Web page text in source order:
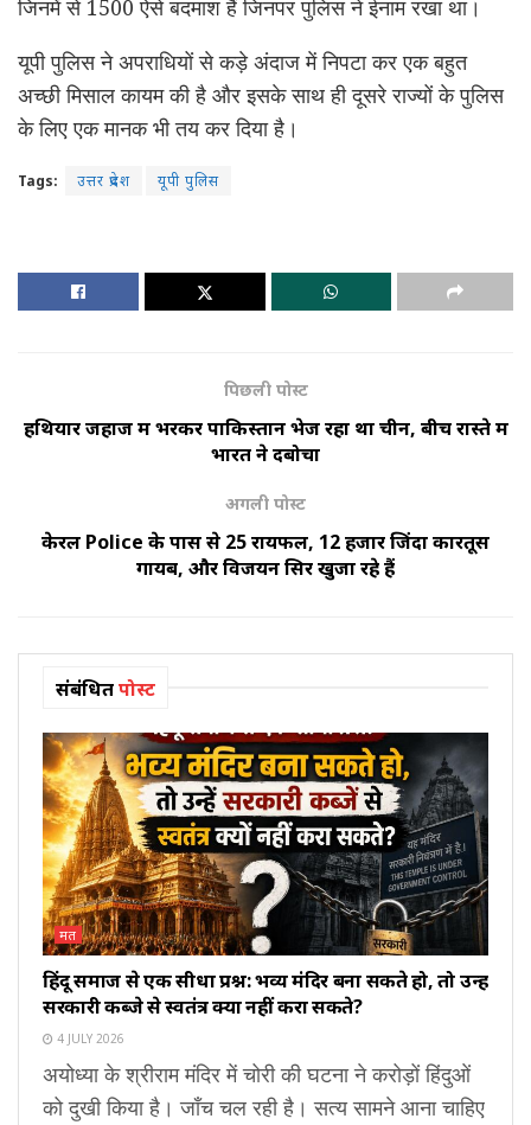
जिनमें से 1500 ऐसे बदमाश हैं जिनपर पुलिस ने ईनाम रखा था।
यूपी पुलिस ने अपराधियों से कड़े अंदाज में निपटा कर एक बहुत
अच्छी मिसाल कायम की है और इसके साथ ही दूसरे राज्यों के पुलिस
के लिए एक मानक भी तय कर दिया है।
Tags: उत्तर प्रदेश यूपी पुलिस
पिछली पोस्ट
हथियार जहाज में भरकर पाकिस्तान भेज रहा था चीन, बीच रास्ते में
भारत ने दबोचा
अगली पोस्ट
केरल Police के पास से 25 रायफल, 12 हजार जिंदा कारतूस
गायब, और विजयन सिर खुजा रहे हैं
संबंधितपोस्ट
मत
हिंदू समाज से एक सीधा प्रश्न: भव्य मंदिर बना सकते हो, तो उन्हें
सरकारी कब्जे से स्वतंत्र क्यों नहीं करा सकते?
4 JULY 2026
अयोध्या के श्रीराम मंदिर में चोरी की घटना ने करोड़ों हिंदुओं
को दुखी किया है। जाँच चल रही है। सत्य सामने आना चाहिए